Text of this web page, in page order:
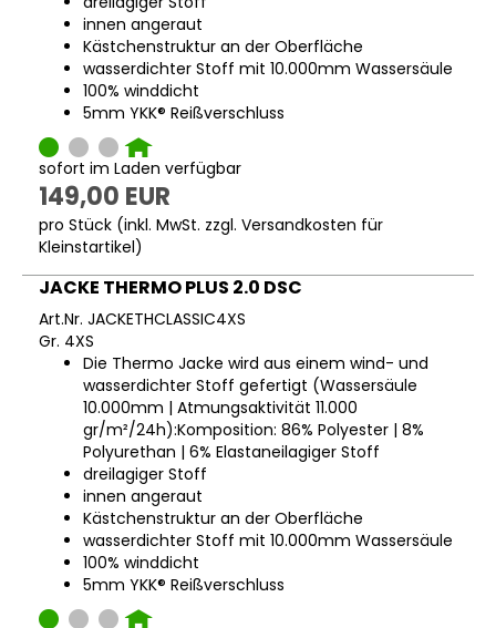
innen angeraut
Kästchenstruktur an der Oberfläche
wasserdichter Stoff mit 10.000mm Wassersäule
100% winddicht
5mm YKK® Reißverschluss
sofort im Laden verfügbar
149,00 EUR
pro Stück (inkl. MwSt. zzgl. Versandkosten für
Kleinstartikel)
JACKE THERMO PLUS 2.0 DSC
Art.Nr. JACKETHCLASSIC4XS
Gr. 4XS
Die Thermo Jacke wird aus einem wind- und
wasserdichter Stoff gefertigt (Wassersäule
10.000mm | Atmungsaktivität 11.000
gr/m²/24h):Komposition: 86% Polyester | 8%
Polyurethan | 6% Elastaneilagiger Stoff
dreilagiger Stoff
innen angeraut
Kästchenstruktur an der Oberfläche
wasserdichter Stoff mit 10.000mm Wassersäule
100% winddicht
5mm YKK® Reißverschluss